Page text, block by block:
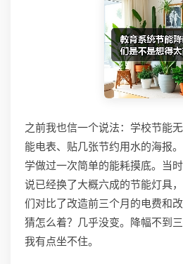
之前我也信一个说法：学校节能
能电表、贴几张节约用水的海报
学做过一次简单的能耗摸底。当
说已经换了大概六成的节能灯具
们对比了改造前三个月的电费和
猜怎么着？几乎没变。降幅不到
我有点坐不住。